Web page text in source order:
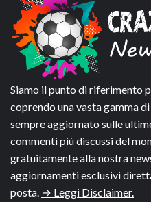
Siamo il punto di riferimento
coprendo una vasta gamma
sempre aggiornato sulle
commenti più discussi del
gratuitamente alla nostra
aggiornamenti esclusivi
posta. → Leggi Disclaimer.